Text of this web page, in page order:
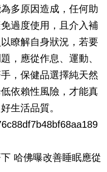
多原因造成，任何助
過度使用，且介入補
瞭解自身狀況，若要
，應從作息、運動、
，保健品選擇純天然
依賴性風險，才能真
生活品質。
哈佛曝改善睡眠應從